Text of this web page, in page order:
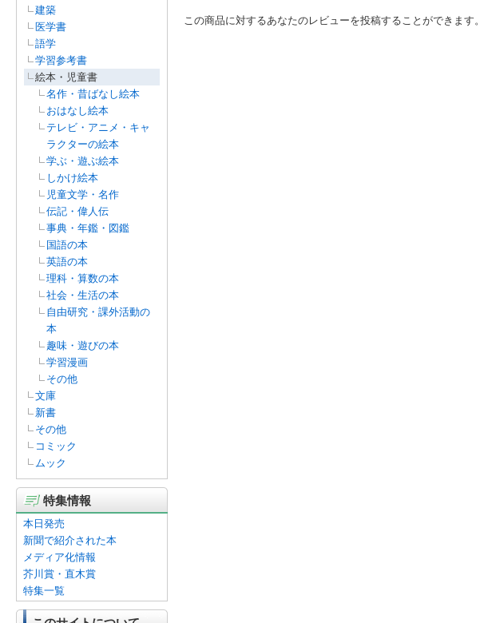
建築
医学書
語学
学習参考書
絵本・児童書
名作・昔ばなし絵本
おはなし絵本
テレビ・アニメ・キャ
ラクターの絵本
学ぶ・遊ぶ絵本
しかけ絵本
児童文学・名作
伝記・偉人伝
事典・年鑑・図鑑
国語の本
英語の本
理科・算数の本
社会・生活の本
自由研究・課外活動の
本
趣味・遊びの本
学習漫画
その他
文庫
新書
その他
コミック
ムック
特集情報
本日発売
新聞で紹介された本
メディア化情報
芥川賞・直木賞
特集一覧
この商品に対するあなたのレビューを投稿することができます。